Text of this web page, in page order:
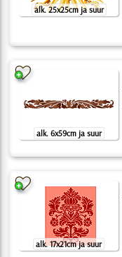
alk. 25x25cm ja suur
alk. 6x59cm ja suur
alk. 17x21cm ja suur